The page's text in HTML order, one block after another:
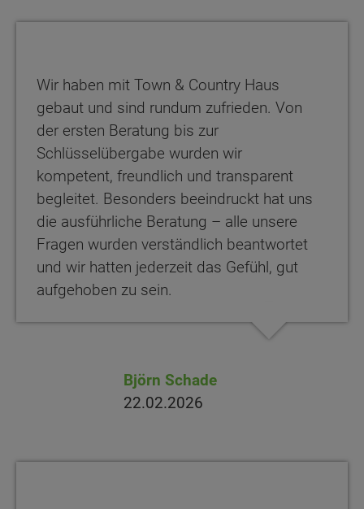
Wir haben mit Town & Country Haus
gebaut und sind rundum zufrieden. Von
der ersten Beratung bis zur
Schlüsselübergabe wurden wir
kompetent, freundlich und transparent
begleitet. Besonders beeindruckt hat uns
die ausführliche Beratung – alle unsere
Fragen wurden verständlich beantwortet
und wir hatten jederzeit das Gefühl, gut
aufgehoben zu sein.
Björn Schade
22.02.2026